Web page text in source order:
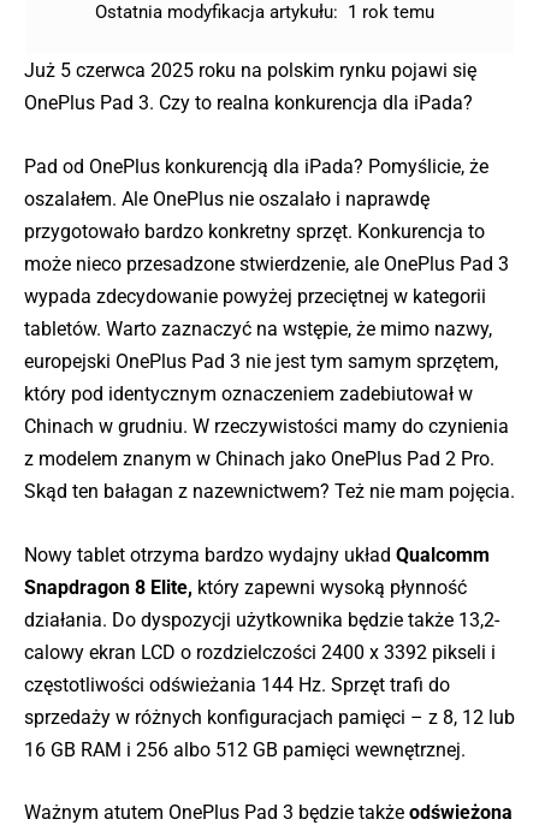
Ostatnia modyfikacja artykułu: 1 rok temu
Już 5 czerwca 2025 roku na polskim rynku pojawi się
OnePlus Pad 3. Czy to realna konkurencja dla iPada?
Pad od OnePlus konkurencją dla iPada? Pomyślicie, że
oszalałem. Ale OnePlus nie oszalało i naprawdę
przygotowało bardzo konkretny sprzęt. Konkurencja to
może nieco przesadzone stwierdzenie, ale OnePlus Pad 3
wypada zdecydowanie powyżej przeciętnej w kategorii
tabletów. Warto zaznaczyć na wstępie, że mimo nazwy,
europejski OnePlus Pad 3 nie jest tym samym sprzętem,
który pod identycznym oznaczeniem zadebiutował w
Chinach w grudniu. W rzeczywistości mamy do czynienia
z modelem znanym w Chinach jako OnePlus Pad 2 Pro.
Skąd ten bałagan z nazewnictwem? Też nie mam pojęcia.
Nowy tablet otrzyma bardzo wydajny układ Qualcomm
Snapdragon 8 Elite, który zapewni wysoką płynność
działania. Do dyspozycji użytkownika będzie także 13,2-
calowy ekran LCD o rozdzielczości 2400 x 3392 pikseli i
częstotliwości odświeżania 144 Hz. Sprzęt trafi do
sprzedaży w różnych konfiguracjach pamięci – z 8, 12 lub
16 GB RAM i 256 albo 512 GB pamięci wewnętrznej.
Ważnym atutem OnePlus Pad 3 będzie także odświeżona